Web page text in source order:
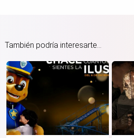
También podría interesarte...